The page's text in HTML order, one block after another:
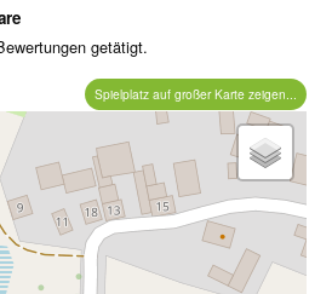
getätigt.
Spielplatz auf großer Karte zeigen...